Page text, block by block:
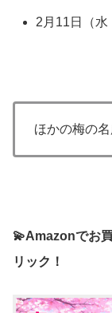
2月11日（水
ほかの梅の
💫Amazonでお
リック！